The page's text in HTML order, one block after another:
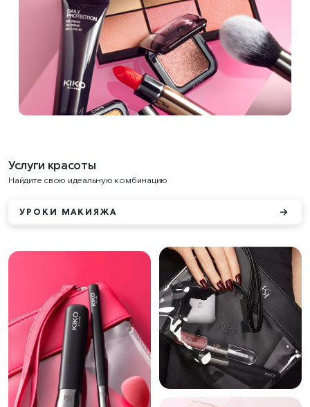
Услуги красоты
Найдите свою идеальную комбинацию
УРОКИ МАКИЯЖА